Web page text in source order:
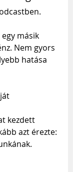
másik
Nem gyors
hatása
kezdett
azt érezte: